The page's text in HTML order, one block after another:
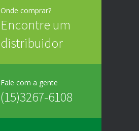
Onde comprar?
Encontre um
distribuidor
Fale com a gente
(15)3267-6108